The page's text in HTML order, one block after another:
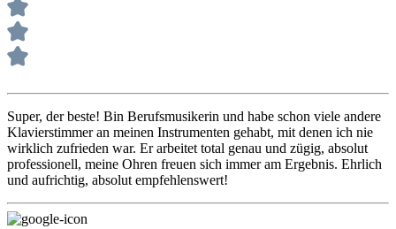
Super, der beste! Bin Berufsmusikerin und habe schon viele andere
Klavierstimmer an meinen Instrumenten gehabt, mit denen ich nie
wirklich zufrieden war. Er arbeitet total genau und zügig, absolut
professionell, meine Ohren freuen sich immer am Ergebnis. Ehrlich
und aufrichtig, absolut empfehlenswert!